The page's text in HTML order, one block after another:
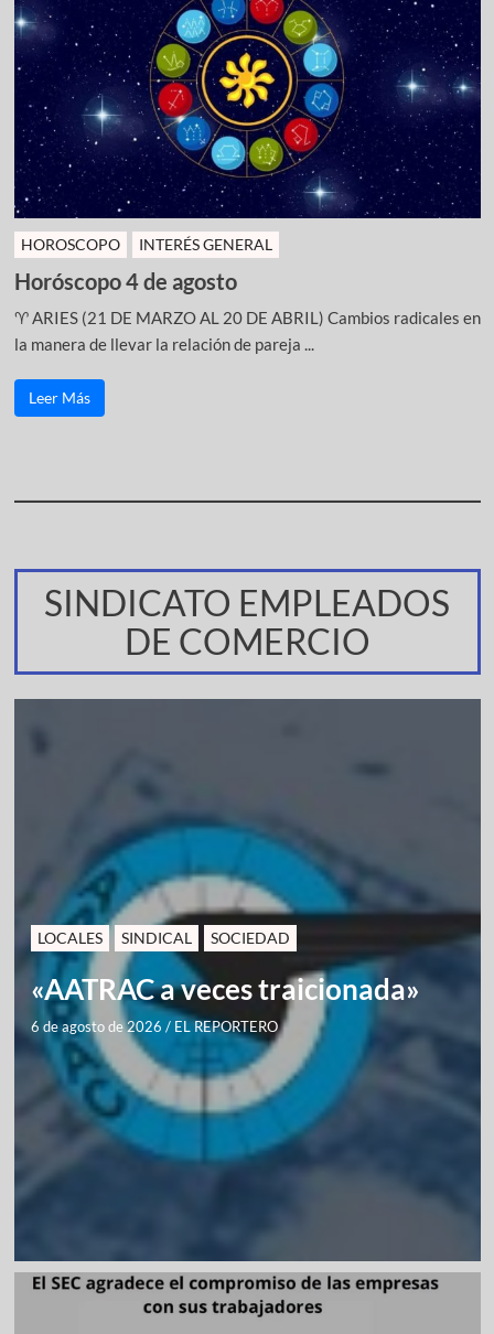
HOROSCOPO INTERÉS GENERAL
Horóscopo 4 de agosto
♈ ARIES (21 DE MARZO AL 20 DE ABRIL) Cambios radicales en
la manera de llevar la relación de pareja ...
Leer Más
SINDICATO EMPLEADOS
DE COMERCIO
LOCALES SINDICAL SOCIEDAD
«AATRAC a veces traicionada»
6 de agosto de 2026 / EL REPORTERO